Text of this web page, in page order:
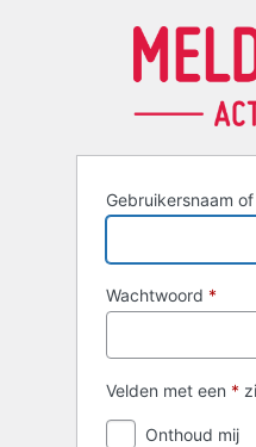
Gebruikersnaam
Wachtwoord *
Velden met een *
Onthoud mij